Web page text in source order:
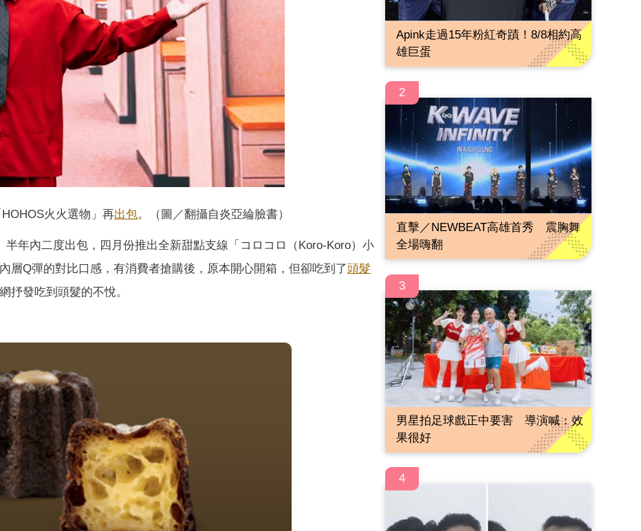
HOHOS火火選物」再出包。（圖／翻攝自炎亞綸臉書）
年內二度出包，四月份推出全新甜點支線「コロコロ（Koro-Koro）小
層Q彈的對比口感，有消費者搶購後，原本開心開箱，但卻吃到了頭髮
抒發吃到頭髮的不悅。
Apink走過15年粉紅奇蹟！8/8相約高
雄巨蛋
2
直擊／NEWBEAT高雄首秀 震胸舞
全場嗨翻
3
男星拍足球戲正中要害 導演喊：效
果很好
4